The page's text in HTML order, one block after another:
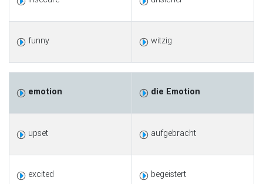
funny witzig
emotion die Emotion
upset aufgebracht
excited begeistert